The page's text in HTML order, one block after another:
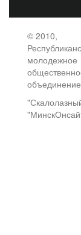
© 2010,
молодежное
объединение